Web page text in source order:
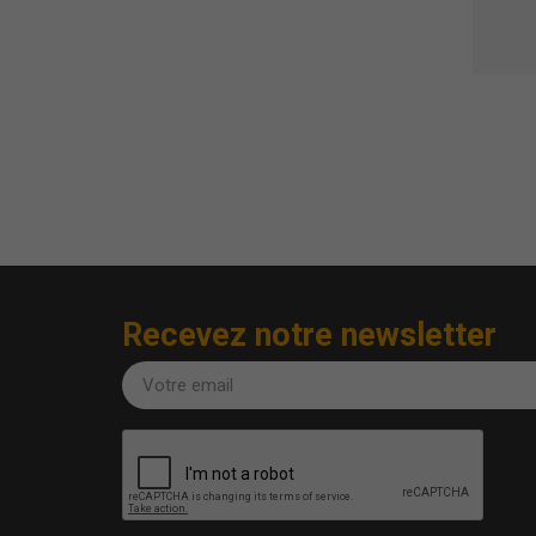
Recevez notre newsletter